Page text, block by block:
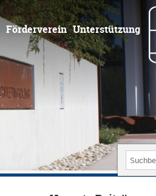
Förderverein Unterstützung
Search
for: